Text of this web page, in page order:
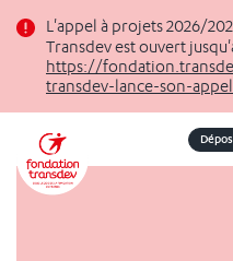
L'appel à projets 2026/
Transdev est ouvert
https://
transdev-lance-son-